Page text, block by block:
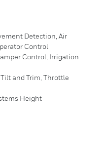
Detection, Air
Control
Control, Irrigation
and Trim, Throttle
Height